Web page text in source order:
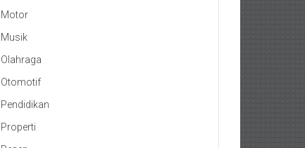
Motor
Musik
Olahraga
Otomotif
Pendidikan
Properti